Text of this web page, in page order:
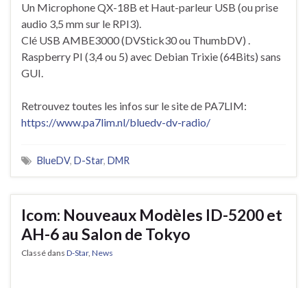
Un Microphone QX-18B et Haut-parleur USB (ou prise
audio 3,5 mm sur le RPI3).
Clé USB AMBE3000 (DVStick30 ou ThumbDV) .
Raspberry PI (3,4 ou 5) avec Debian Trixie (64Bits) sans
GUI.
Retrouvez toutes les infos sur le site de PA7LIM:
https://www.pa7lim.nl/bluedv-dv-radio/
BlueDV, D-Star, DMR
Icom: Nouveaux Modèles ID-5200 et
AH-6 au Salon de Tokyo
Classé dans D-Star, News